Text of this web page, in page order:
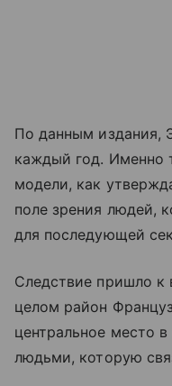
По данным издания,
каждый год. Именно
модели, как
поле зрения людей,
для последующей
Следствие пришло к
целом район
центральное место
людьми, которую